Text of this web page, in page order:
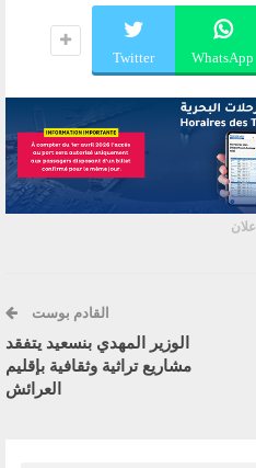
WhatsApp
Twitter
إعلان
القادم بوست
الوزير المهدي بنسعيد يتفقد
مشاريع تراثية وثقافية بإقليم
العرائش